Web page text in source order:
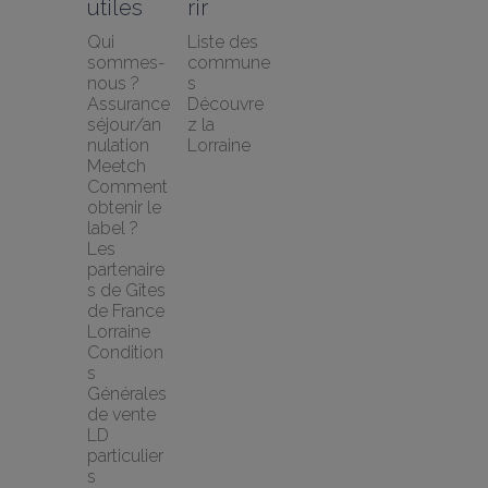
utiles
Qui
sommes-
nous ?
Assurance
séjour/an
nulation
Meetch
Comment
obtenir le
label ?
Les
partenaire
s de Gîtes
de France
Lorraine
Condition
s
Générales
de vente
LD
particulier
s
rir
Liste des
commune
s
Découvre
z la
Lorraine